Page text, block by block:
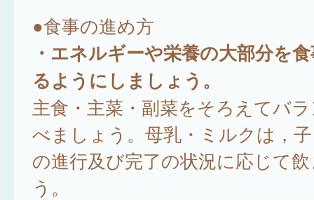
●食事の進め方
・エネルギーや栄養の大部分を
るようにしましょう。
主食・主菜・副菜をそろえてバ
べましょう。母乳・ミルクは，
の進行及び完了の状況に応じて
う。